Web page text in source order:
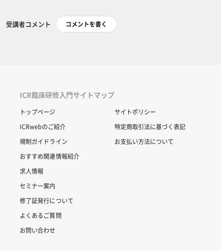
受講者コメント コメントを書く
ICR臨床研修入門サイトマップ
トップページ
ICRwebのご紹介
規制ガイドライン
おすすめ関連情報紹介
求人情報
セミナー案内
修了証発行について
よくあるご質問
お問い合わせ
サイトポリシー
特定商取引法に基づく表記
お支払い方法について